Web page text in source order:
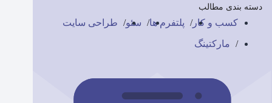
دسته بندی مطالب
کسب و کار پلتفرم ها سئو طراحی سایت
مارکتینگ